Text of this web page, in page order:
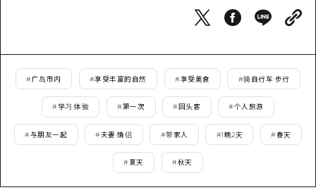
2晚3天
面向外国游客的街角旅游信息中心
志愿者指南
通过视频介绍广岛县的魅力！
常见问题解答
#广岛市内 #享受丰富的自然 #享受美食 #骑自行车·步行
# 学习·体验 #第一次 # 回头客 #个人旅游
#与朋友一起 #夫妻·情侣 #带家人 #1晚2天 #春天
# 夏天 #秋天